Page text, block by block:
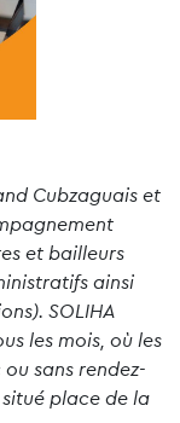
Cubzaguais et
et bailleurs
ainsi
SOLIHA
les mois, où les
sans rendez-
place de la